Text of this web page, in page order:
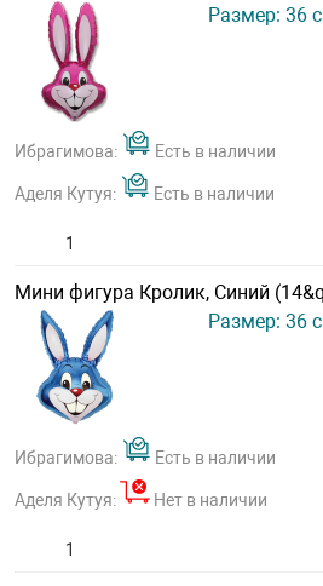
Размер: 36
Ибрагимова: Есть в наличии
Аделя Кутуя: Есть в наличии
Мини фигура Кролик, Синий
Размер: 36
Ибрагимова: Есть в наличии
Аделя Кутуя: Нет в наличии